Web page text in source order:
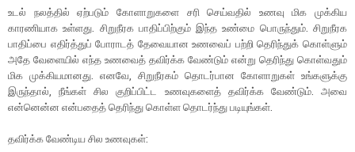
உடல் நலத்தில் ஏற்படும் கோளாறுகளை சரி செய்வதில் உணவு மிக முக்கிய
காரணியாக உள்ளது. சிறுநீரக பாதிப்பிற்கும் இந்த உண்மை பொருந்தும். சிறுநீரக
பாதிப்பை எதிர்த்துப் போராடத் தேவையான உணவைப் பற்றி தெரிந்துக் கொள்ளும்
அதே வேளையில் எந்த உணவைத் தவிர்க்க வேண்டும் என்று தெரிந்து கொள்வதும்
மிக முக்கியமானது. எனவே, சிறுநீரகம் தொடர்பான கோளாறுகள் உங்களுக்கு
இருந்தால், நீங்கள் சில குறிப்பிட்ட உணவுகளைத் தவிர்க்க வேண்டும். அவை
என்னென்ன என்பதைத் தெரிந்து கொள்ள தொடர்ந்து படியுங்கள்.
தவிர்க்க வேண்டிய சில உணவுகள்: